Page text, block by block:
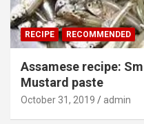
RECIPE RECOMMENDED
Assamese recipe:
Mustard paste
October 31, 2019 admin